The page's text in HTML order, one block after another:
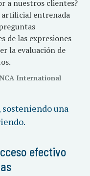
a nuestros clientes?
entrenada
de las expresiones
la evaluación de
International
efectivo